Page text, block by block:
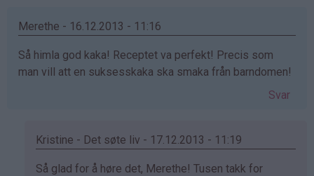
Merethe - 16.12.2013 - 11:16
Så himla god kaka! Receptet va perfekt! Precis som
man vill att en suksesskaka ska smaka från barndomen!
Svar
Kristine - Det søte liv - 17.12.2013 - 11:19
Som
Så glad for å høre det, Merethe! Tusen takk for